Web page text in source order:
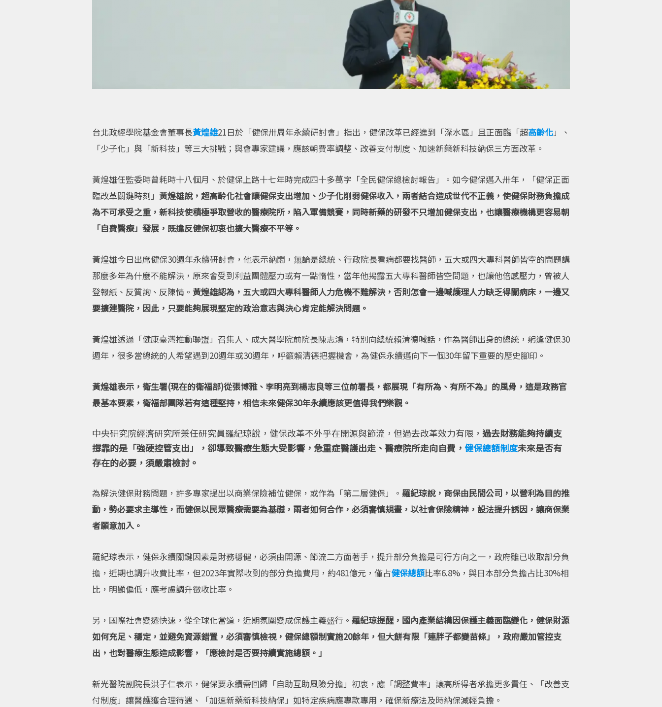
台北政經學院基金會董事長黃煌雄21日於「健保卅周年永續研討會」指出，健保改革已經進到「深水區」且正面臨「超高齡化」、
「少子化」與「新科技」等三大挑戰；與會專家建議，應該朝費率調整、改善支付制度、加速新藥新科技納保三方面改革。
黃煌雄任監委時曾耗時十八個月、於健保上路十七年時完成四十多萬字「全民健保總檢討報告」。如今健保邁入卅年，「健保正面
臨改革關鍵時刻」 黃煌雄說，超高齡化社會讓健保支出增加、少子化削弱健保收入，兩者結合造成世代不正義，使健保財務負擔成
為不可承受之重，新科技使積極爭取營收的醫療院所，陷入軍備競賽，同時新藥的研發不只增加健保支出，也讓醫療機構更容易朝
「自費醫療」發展，既違反健保初衷也擴大醫療不平等。
黃煌雄今日出席健保30週年永續研討會，他表示納悶，無論是總統、行政院長看病都要找醫師，五大或四大專科醫師皆空的問題講
那麼多年為什麼不能解決，原來會受到利益團體壓力或有一點惰性，當年他揭露五大專科醫師皆空問題，也讓他倍感壓力，曾被人
登報紙、反質詢、反陳情。 黃煌雄認為，五大或四大專科醫師人力危機不難解決，否則怎會一邊喊護理人力缺乏得關病床，一邊又
要擴建醫院，因此，只要能夠展現堅定的政治意志與決心肯定能解決問題。
黃煌雄透過「健康臺灣推動聯盟」召集人、成大醫學院前院長陳志鴻，特別向總統賴清德喊話，作為醫師出身的總統，躬逢健保30
週年，很多當總統的人希望遇到20週年或30週年，呼籲賴清德把握機會，為健保永續邁向下一個30年留下重要的歷史腳印。
黃煌雄表示，衛生署(現在的衛福部)從張博雅、李明亮到楊志良等三位前署長，都展現「有所為、有所不為」的風骨，這是政務官
最基本要素，衛福部團隊若有這種堅持，相信未來健保30年永續應該更值得我們樂觀。
中央研究院經濟研究所兼任研究員羅紀琼說，健保改革不外乎在開源與節流，但過去改革效力有限， 過去財務能夠持續支
撐靠的是「強硬控管支出」，卻導致醫療生態大受影響，急重症醫護出走、醫療院所走向自費， 健保總額制度未來是否有
存在的必要，須嚴肅檢討。
為解決健保財務問題，許多專家提出以商業保險補位健保，或作為「第二層健保」。 羅紀琼說，商保由民間公司，以營利為目的推
動，勢必要求主導性，而健保以民眾醫療需要為基礎，兩者如何合作，必須審慎規畫，以社會保險精神，設法提升誘因，讓商保業
者願意加入。
羅紀琼表示，健保永續關鍵因素是財務穩健，必須由開源、節流二方面著手，提升部分負擔是可行方向之一，政府雖已收取部分負
擔，近期也調升收費比率，但2023年實際收到的部分負擔費用，約481億元，僅占健保總額比率6.8%，與日本部分負擔占比30%相
比，明顯偏低，應考慮調升徵收比率。
另，國際社會變遷快速，從全球化當道，近期氛圍變成保護主義盛行。 羅紀琼提醒，國內產業結構因保護主義面臨變化，健保財源
如何充足、穩定，並避免資源錯置，必須審慎檢視，健保總額制實施20餘年，但大餅有限「連胖子都變苗條」，政府嚴加管控支
出，也對醫療生態造成影響，「應檢討是否要持續實施總額。」
新光醫院副院長洪子仁表示，健保要永續需回歸「自助互助風險分擔」初衷，應「調整費率」讓高所得者承擔更多責任、「改善支
付制度」讓醫護獲合理待遇、「加速新藥新科技納保」如特定疾病應專款專用，確保新療法及時納保減輕負擔。